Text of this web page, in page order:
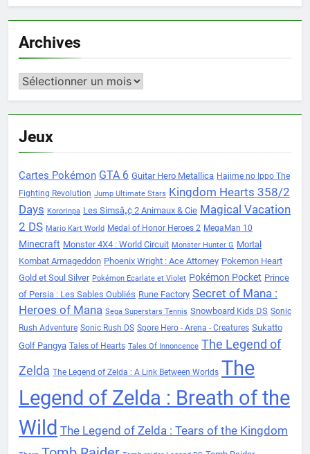
Archives
Archives
Jeux
Cartes Pokémon GTA 6 Guitar Hero Metallica Hajime no Ippo The
Fighting Revolution Jump Ultimate Stars Kingdom Hearts 358/2
Days Kororinpa Les Simsâ„¢ 2 Animaux & Cie Magical Vacation
2 DS Mario Kart World Medal of Honor Heroes 2 MegaMan 10
Minecraft Monster 4X4 : World Circuit Monster Hunter G Mortal
Kombat Armageddon Phoenix Wright : Ace Attorney Pokemon Heart
Gold et Soul Silver Pokémon Ecarlate et Violet Pokémon Pocket Prince
of Persia : Les Sables Oubliés Rune Factory Secret of Mana :
Heroes of Mana Sega Superstars Tennis Snowboard Kids DS Sonic
Rush Adventure Sonic Rush DS Spore Hero - Arena - Creatures Sukatto
Golf Pangya Tales of Hearts Tales Of Innoncence The Legend of
Zelda The Legend of Zelda : A Link Between Worlds The
Legend of Zelda : Breath of the
Wild The Legend of Zelda : Tears of the Kingdom